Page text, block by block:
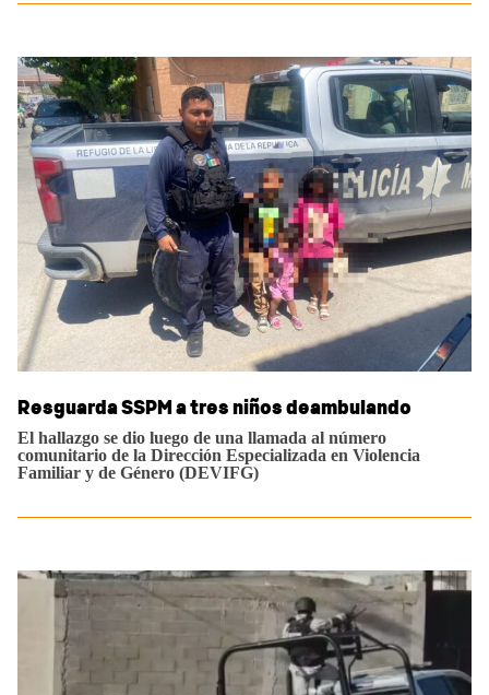
Resguarda SSPM a tres niños deambulando
El hallazgo se dio luego de una llamada al número
comunitario de la Dirección Especializada en Violencia
Familiar y de Género (DEVIFG)